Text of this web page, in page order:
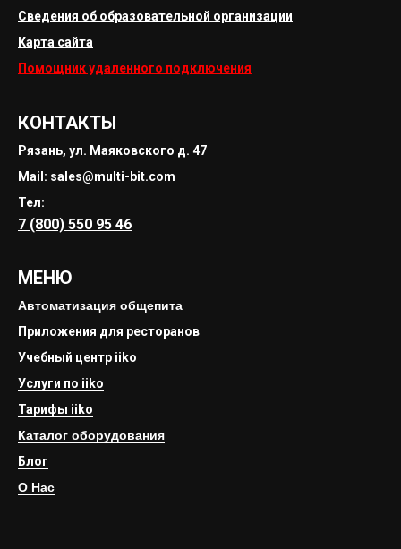
Сведения об образовательной организации
Карта сайта
Помощник удаленного подключения
КОНТАКТЫ
Рязань, ул. Маяковского д. 47
Mail: sales@multi-bit.com
Тел:
7 (800) 550 95 46
МЕНЮ
Автоматизация общепита
Приложения для ресторанов
Учебный центр iiko
Услуги по iiko
Тарифы iiko
Каталог оборудования
Блог
О Нас